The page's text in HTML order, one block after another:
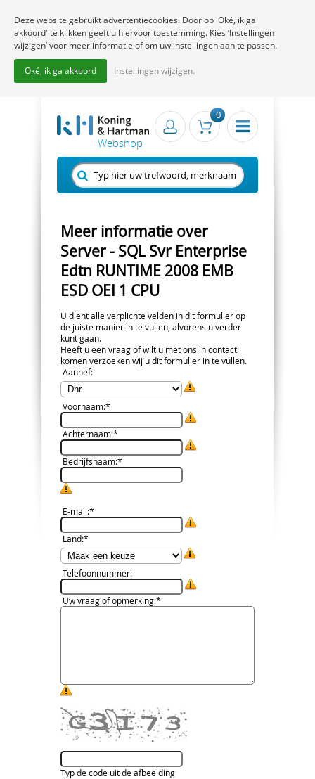
0
Meer informatie over
Server - SQL Svr Enterprise
Edtn RUNTIME 2008 EMB
ESD OEI 1 CPU
U dient alle verplichte velden in dit formulier op
de juiste manier in te vullen, alvorens u verder
kunt gaan.
Heeft u een vraag of wilt u met ons in contact
komen verzoeken wij u dit formulier in te vullen.
Aanhef:
Voornaam:*
Achternaam:*
Bedrijfsnaam:*
E-mail:*
Land:*
Telefoonnummer:
Uw vraag of opmerking:*
Typ de code uit de afbeelding
Deze website gebruikt advertentiecookies. Door op 'Oké, ik ga
akkoord' te klikken geeft u hiervoor toestemming. Kies ‘Instellingen
wijzigen’ voor meer informatie of om uw instellingen aan te passen.
Oké, ik ga akkoord Instellingen wijzigen.